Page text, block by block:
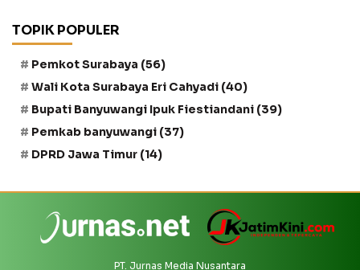
TOPIK POPULER
Pemkot Surabaya (56)
Wali Kota Surabaya Eri Cahyadi (40)
Bupati Banyuwangi Ipuk Fiestiandani (39)
Pemkab banyuwangi (37)
DPRD Jawa Timur (14)
PT. Jurnas Media Nusantara